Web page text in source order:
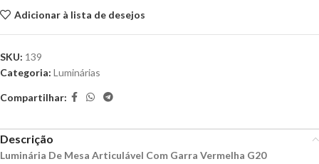
Adicionar à lista de desejos
SKU: 139
Categoria: Luminárias
Compartilhar:
Descrição
Luminária De Mesa Articulável Com Garra Vermelha G20